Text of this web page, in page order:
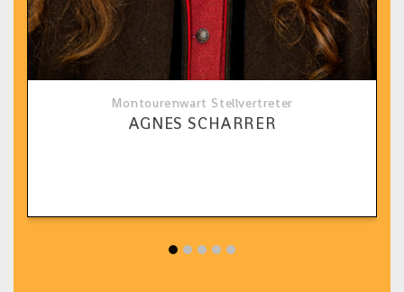
Montourenwart Stellvertreter
AGNES SCHARRER